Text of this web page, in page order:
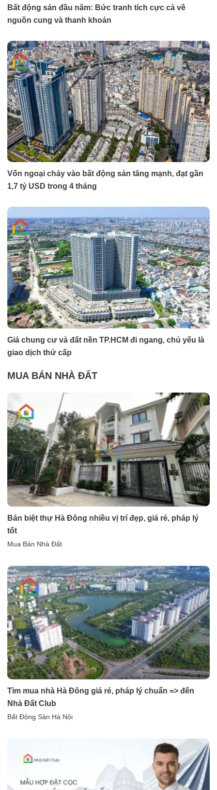
Bất động sản đầu năm: Bức tranh tích cực cả về
nguồn cung và thanh khoản
Vốn ngoại chảy vào bất động sản tăng mạnh, đạt gần
1,7 tỷ USD trong 4 tháng
Giá chung cư và đất nền TP.HCM đi ngang, chủ yếu là
giao dịch thứ cấp
MUA BÁN NHÀ ĐẤT
Bán biệt thự Hà Đông nhiều vị trí đẹp, giá rẻ, pháp lý
tốt
Mua Bán Nhà Đất
Tìm mua nhà Hà Đông giá rẻ, pháp lý chuẩn => đến
Nhà Đất Club
Bất Động Sản Hà Nội